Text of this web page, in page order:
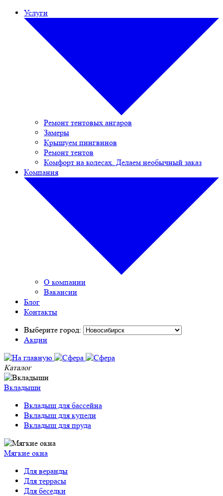
Услуги
Ремонт тентовых ангаров
Замеры
Крышуем пингвинов
Ремонт тентов
Комфорт на колесах. Делаем необычный заказ
Компания
О компании
Вакансии
Блог
Контакты
Выберите город:
Акции
Каталог
Вкладыши
Вкладыш для бассейна
Вкладыш для купели
Вкладыш для пруда
Мягкие окна
Для веранды
Для террасы
Для беседки